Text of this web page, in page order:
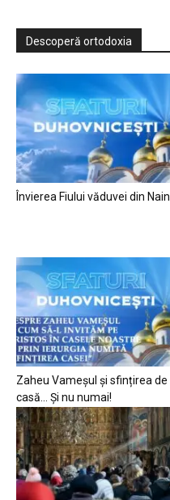
Descoperă ortodoxia
Învierea Fiului văduvei din Nain
Zaheu Vameșul și sfințirea de
casă… Și nu numai!